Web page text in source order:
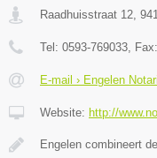
Raadhuisstraat 12,
Tel: 0593-769033, Fax:
E-mail › Engelen
Website: http://
Engelen combineert